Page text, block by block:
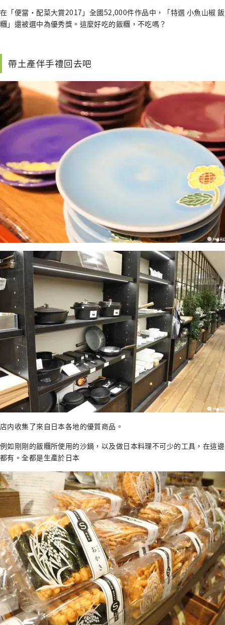
在「便當・配菜大賞2017」全國52,000件作品中，「特選 小魚山椒 飯
糰」還被選中為優秀獎。這麼好吃的飯糰，不吃嗎？
帶土產伴手禮回去吧
店内收集了來自日本各地的優質商品。
例如剛剛的飯糰所使用的沙鍋，以及做日本料理不可少的工具，在這邊
都有。全都是生產於日本